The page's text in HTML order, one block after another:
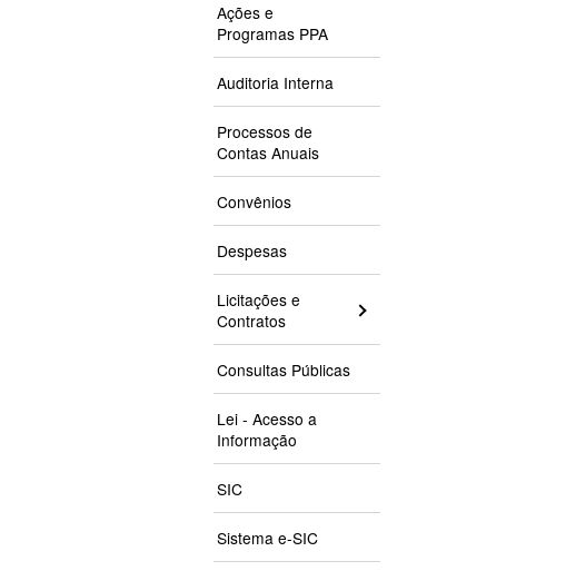
Ações e
Programas PPA
Auditoria Interna
Processos de
Contas Anuais
Convênios
Despesas
Licitações e
Contratos
Consultas Públicas
Lei - Acesso a
Informação
SIC
Sistema e-SIC